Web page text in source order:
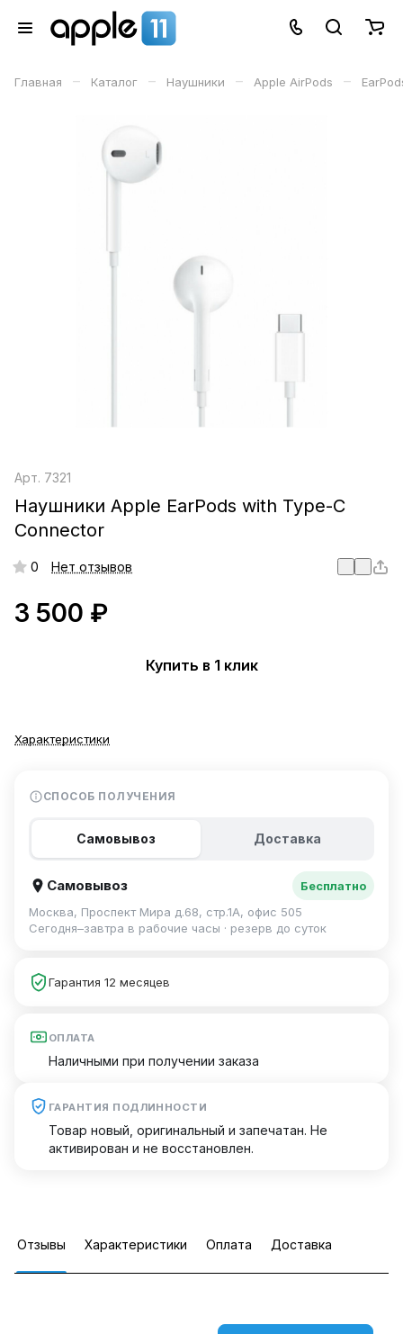
Главная – Каталог – Наушники – Apple AirPods –
Арт. 7321
Наушники Apple EarPods with Type-C
Connector
0 Нет отзывов
3 500 ₽
Купить в 1 клик
Характеристики
СПОСОБ ПОЛУЧЕНИЯ
Самовывоз Доставка
Самовывоз
Бесплатно
Москва, Проспект Мира д.68, стр.1А, офис 505
Сегодня–завтра в рабочие часы · резерв до суток
Гарантия 12 месяцев
ОПЛАТА
Наличными при получении заказа
ГАРАНТИЯ ПОДЛИННОСТИ
Товар новый, оригинальный и запечатан. Не
активирован и не восстановлен.
Отзывы Характеристики Оплата Доставка